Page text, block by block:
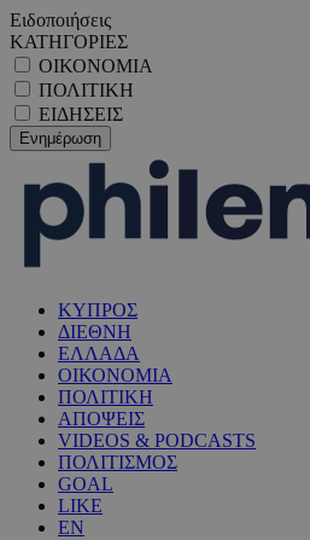
Ειδοποιήσεις
ΚΑΤΗΓΟΡΙΕΣ
ΟΙΚΟΝΟΜΙΑ
ΠΟΛΙΤΙΚΗ
ΕΙΔΗΣΕΙΣ
ΚΥΠΡΟΣ
ΔΙΕΘΝΗ
ΕΛΛΑΔΑ
ΟΙΚΟΝΟΜΙΑ
ΠΟΛΙΤΙΚΗ
ΑΠΟΨΕΙΣ
VIDEOS & PODCASTS
ΠΟΛΙΤΙΣΜΟΣ
GOAL
LIKE
EN